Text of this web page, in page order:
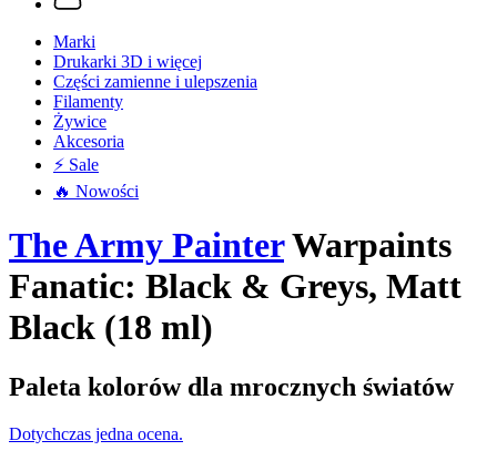
Marki
Drukarki 3D i więcej
Części zamienne i ulepszenia
Filamenty
Żywice
Akcesoria
⚡ Sale
🔥 Nowości
The Army PainterWarpaints
Fanatic: Black & Greys, Matt
Black (18 ml)
Paleta kolorów dla mrocznych światów
Dotychczas jedna ocena.